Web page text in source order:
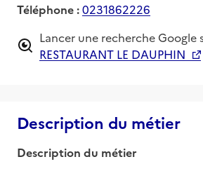
Téléphone :0231862226
Lancer une recherche Google
RESTAURANT LE DAUPHIN
Description du métier
Description du métier